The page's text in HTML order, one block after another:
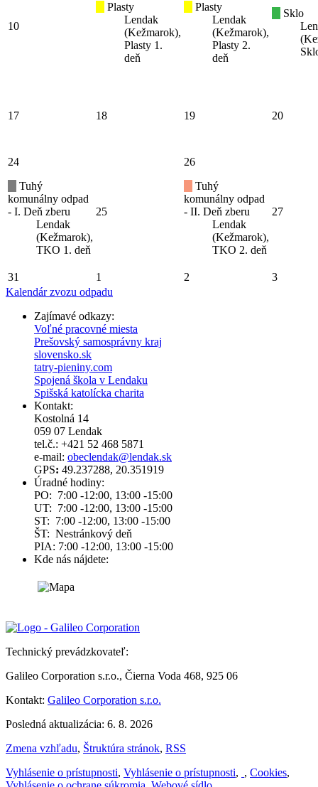
10
Plasty
Lendak
(Kežmarok),
Plasty 1.
deň
Plasty
Lendak
(Kežmarok),
Plasty 2.
deň
Sklo
17 18 19 20
24
Tuhý
komunálny odpad
- I. Deň zberu
Lendak
(Kežmarok),
TKO 1. deň
25
26
Tuhý
komunálny odpad
- II. Deň zberu
Lendak
(Kežmarok),
TKO 2. deň
27
31 1 2
3
Kalendár zvozu odpadu
Zajímavé odkazy:
Voľné pracovné miesta
Prešovský samosprávny kraj
slovensko.sk
tatry-pieniny.com
Spojená škola v Lendaku
Spišská katolícka charita
Kontakt:
Kostolná 14
059 07 Lendak
tel.č.: +421 52 468 5871
e-mail: obeclendak@lendak.sk
GPS: 49.237288, 20.351919
Úradné hodiny:
PO: 7:00 -12:00, 13:00 -15:00
UT: 7:00 -12:00, 13:00 -15:00
ST: 7:00 -12:00, 13:00 -15:00
ŠT: Nestránkový deň
PIA: 7:00 -12:00, 13:00 -15:00
Kde nás nájdete:
Technický prevádzkovateľ:
Galileo Corporation s.r.o., Čierna Voda 468, 925 06
Kontakt: Galileo Corporation s.r.o.
Posledná aktualizácia: 6. 8. 2026
Zmena vzhľadu, Štruktúra stránok, RSS
Vyhlásenie o prístupnosti, Vyhlásenie o prístupnosti, , Cookies,